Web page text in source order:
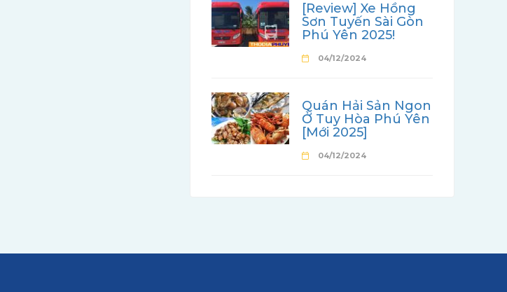
[Review] Xe Hồng
Sơn Tuyến Sài Gòn
Phú Yên 2025!
04/12/2024
Quán Hải Sản Ngon
Ở Tuy Hòa Phú Yên
[Mới 2025]
04/12/2024